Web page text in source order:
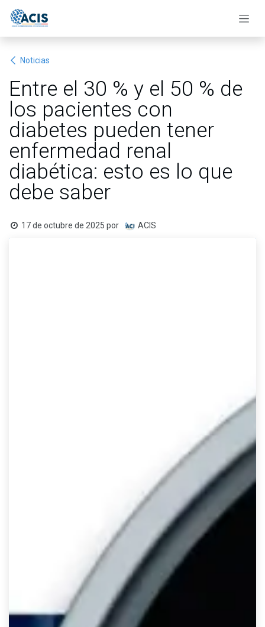
Noticias
Entre el 30 % y el 50 % de
los pacientes con
diabetes pueden tener
enfermedad renal
diabética: esto es lo que
debe saber
17 de octubre de 2025 por ACIS